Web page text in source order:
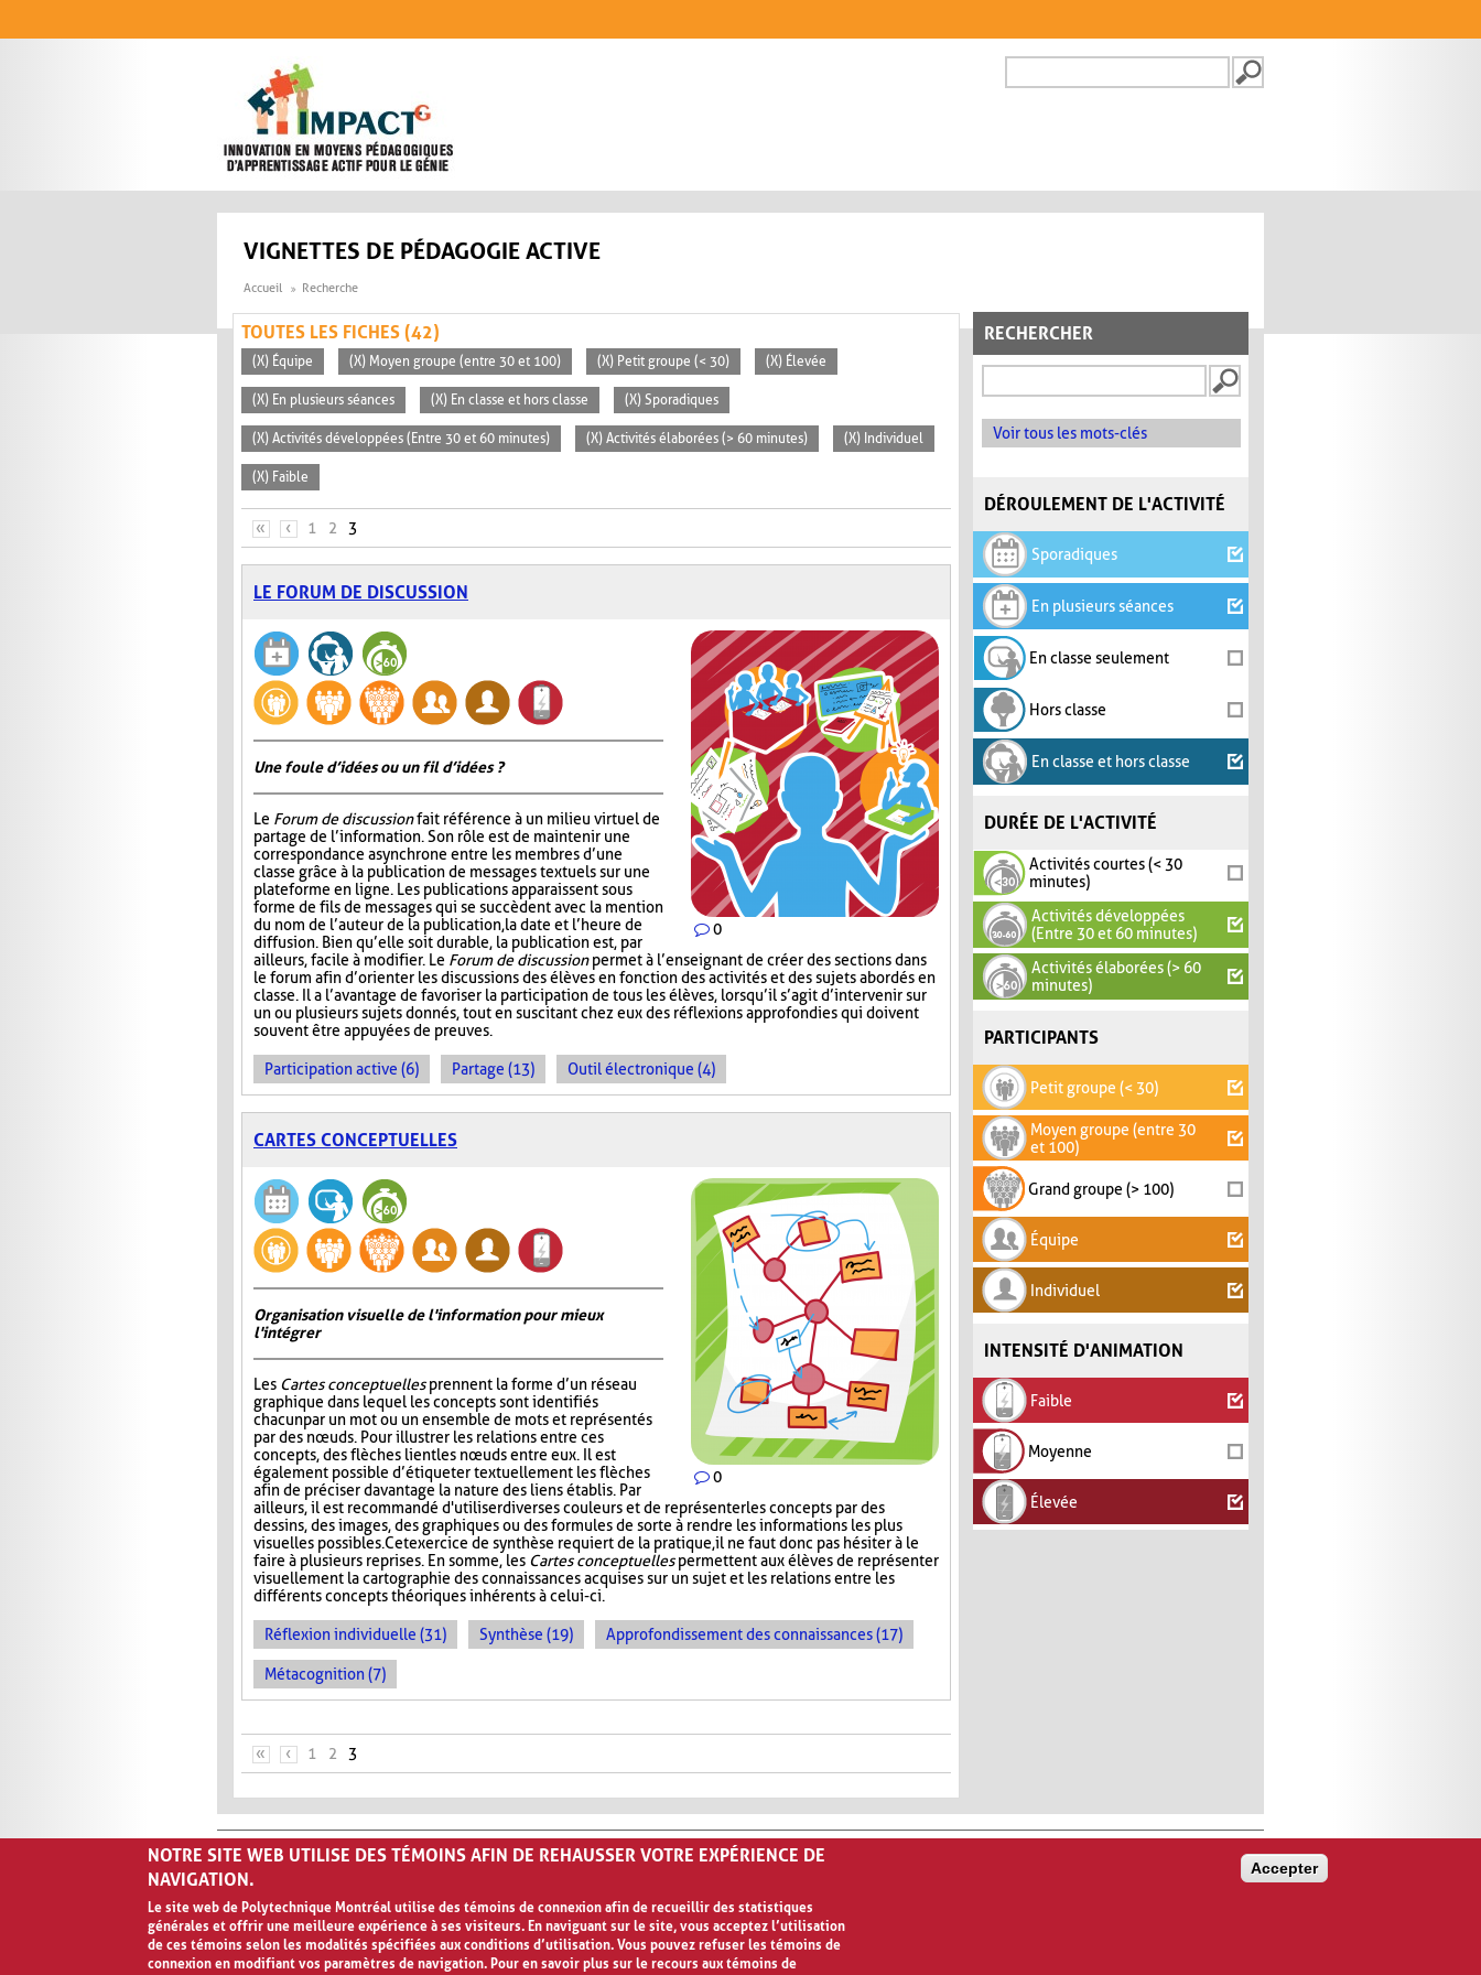
FORMULAIRE DE
VIGNETTES DE PÉDAGOGIE ACTIVE
Accueil Recherche
RECHERCHER
Voir tous les mots-clés
DÉROULEMENT DE L'ACTIVITÉ
Sporadiques
En plusieurs séances
En classe seulement
Hors classe
En classe et hors classe
DURÉE DE L'ACTIVITÉ
Activités courtes (< 30
minutes)
Activités développées
(Entre 30 et 60 minutes)
Activités élaborées (> 60
minutes)
PARTICIPANTS
Petit groupe (< 30)
Moyen groupe (entre 30
et 100)
Grand groupe (> 100)
Équipe
Individuel
INTENSITÉ D'ANIMATION
Faible
Moyenne
Élevée
TOUTES LES FICHES (42)
(X) Équipe (X) Moyen groupe (entre 30 et 100) (X) Petit groupe (< 30) (X) Élevée
(X) En plusieurs séances (X) En classe et hors classe (X) Sporadiques
(X) Activités développées (Entre 30 et 60 minutes) (X) Activités élaborées (> 60 minutes) (X) Individuel
(X) Faible
PAGES
« ‹ 1 2 3
LE FORUM DE DISCUSSION
0
Une foule d’idées ou un fil d’idées ?
Le Forum de discussionfait référence à un milieu virtuel de
partage de l’information. Son rôle est de maintenir une
correspondance asynchrone entre les membres d’une
classe grâce à la publication de messages textuels sur une
plateforme en ligne. Les publications apparaissent sous
forme de fils de messages qui se succèdent avec la mention
du nom de l’auteur de la publication, la date et l’heure de
diffusion. Bien qu’elle soit durable, la publication est, par
ailleurs, facile à modifier. Le Forum de discussionpermet à l’enseignant de créer des sections dans
le forum afin d’orienter les discussions des élèves en fonction des activités et des sujets abordés en
classe. Il a l’avantage de favoriser la participation de tous les élèves, lorsqu’il s’agit d’intervenir sur
un ou plusieurs sujets donnés, tout en suscitant chez eux des réflexions approfondies qui doivent
souvent être appuyées de preuves.
Participation active (6) Partage (13) Outil électronique (4)
CARTES CONCEPTUELLES
0
Organisation visuelle de l'information pour mieux
l'intégrer
Les Cartes conceptuellesprennent la forme d’un réseau
graphique dans lequel les concepts sont identifiés
chacun par un mot ou un ensemble de mots et représentés
par des nœuds. Pour illustrer les relations entre ces
concepts, des flèches lient les nœuds entre eux. Il est
également possible d’étiqueter textuellement les flèches
afin de préciser davantage la nature des liens établis. Par
ailleurs, il est recommandé d'utiliser diverses couleurs et de représenter les concepts par des
dessins, des images, des graphiques ou des formules de sorte à rendre les informations les plus
visuelles possibles. Cet exercice de synthèse requiert de la pratique, il ne faut donc pas hésiter à le
faire à plusieurs reprises. En somme, les Cartes conceptuellespermettent aux élèves de représenter
visuellement la cartographie des connaissances acquises sur un sujet et les relations entre les
différents concepts théoriques inhérents à celui-ci.
Réflexion individuelle (31) Synthèse (19) Approfondissement des connaissances (17)
Métacognition (7)
« ‹ 1 2 3
Avis de confidentialité et conditions d’utilisation
NOTRE SITE WEB UTILISE DES TÉMOINS AFIN DE REHAUSSER VOTRE EXPÉRIENCE DE
NAVIGATION.
Le site web de Polytechnique Montréal utilise des témoins de connexion afin de recueillir des statistiques
générales et offrir une meilleure expérience à ses visiteurs. En naviguant sur le site, vous acceptez l’utilisation
de ces témoins selon les modalités spécifiées aux conditions d’utilisation. Vous pouvez refuser les témoins de
connexion en modifiant vos paramètres de navigation. Pour en savoir plus sur le recours aux témoins de
Accepter